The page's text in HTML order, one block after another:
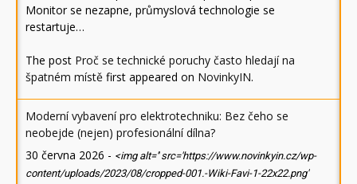
Monitor se nezapne, průmyslová technologie se
restartuje…
The post Proč se technické poruchy často hledají na
špatném místě first appeared on NovinkyIN.
Moderní vybavení pro elektrotechniku: Bez čeho se
neobejde (nejen) profesionální dílna?
30 června 2026 - <img alt='' src='https://www.novinkyin.cz/wp-
content/uploads/2023/08/cropped-001.-Wiki-Favi-1-22x22.png'